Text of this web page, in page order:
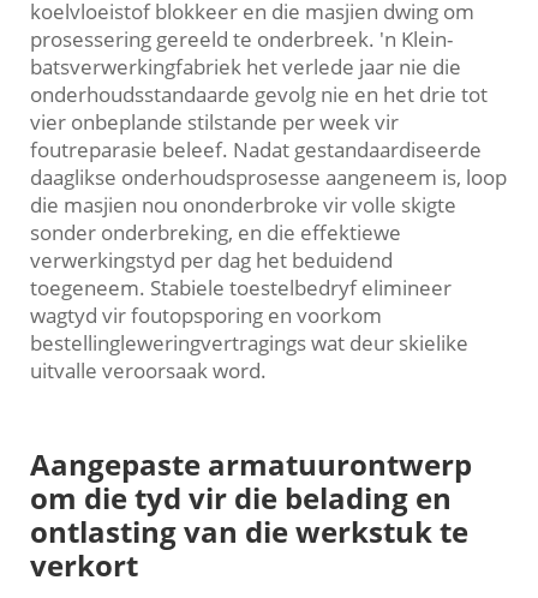
koelvloeistof blokkeer en die masjien dwing om
prosessering gereeld te onderbreek. 'n Klein-
batsverwerkingfabriek het verlede jaar nie die
onderhoudsstandaarde gevolg nie en het drie tot
vier onbeplande stilstande per week vir
foutreparasie beleef. Nadat gestandaardiseerde
daaglikse onderhoudsprosesse aangeneem is, loop
die masjien nou ononderbroke vir volle skigte
sonder onderbreking, en die effektiewe
verwerkingstyd per dag het beduidend
toegeneem. Stabiele toestelbedryf elimineer
wagtyd vir foutopsporing en voorkom
bestellingleweringvertragings wat deur skielike
uitvalle veroorsaak word.
Aangepaste armatuurontwerp
om die tyd vir die belading en
ontlasting van die werkstuk te
verkort